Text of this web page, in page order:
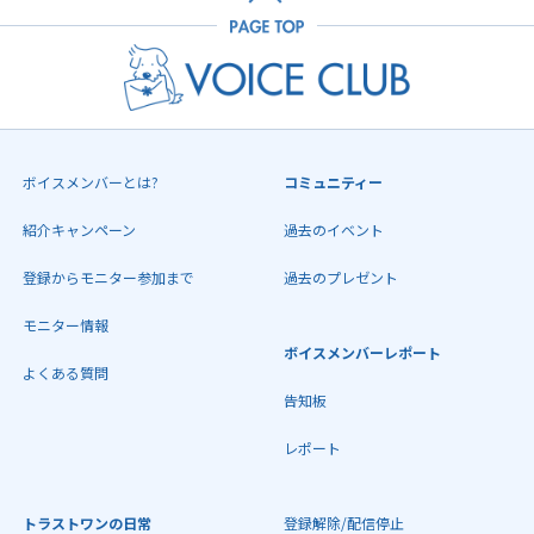
ボイスメンバーとは?
紹介キャンペーン
登録からモニター参加まで
モニター情報
よくある質問
コミュニティー
過去のイベント
過去のプレゼント
ボイスメンバーレポート
告知板
レポート
トラストワンの日常 登録解除/配信停止